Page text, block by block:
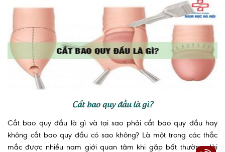
Cắt bao quy đầu là gì?
Cắt bao quy đầu là gì và tại sao phải cắt bao quy đầu hay
không cắt bao quy đầu có sao không? Là một trong các thắc
mắc được nhiều nam giới quan tâm khi gặp bất thường dài